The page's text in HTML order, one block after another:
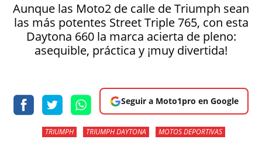
Aunque las Moto2 de calle de Triumph sean
las más potentes Street Triple 765, con esta
Daytona 660 la marca acierta de pleno:
asequible, práctica y ¡muy divertida!
Seguir a Moto1pro en Google
TRIUMPH TRIUMPH DAYTONA MOTOS DEPORTIVAS